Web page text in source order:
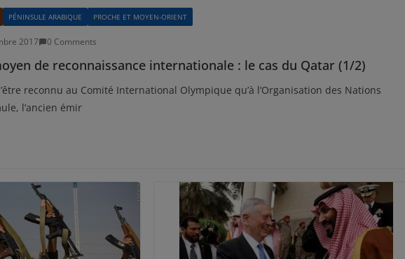
PÉNINSULE ARABIQUE PROCHE ET MOYEN-ORIENT
2017 0 Comments
de reconnaissance internationale : le cas du Qatar (1/2)
reconnu au Comité International Olympique qu’à l’Organisation des Nations
l’ancien émir